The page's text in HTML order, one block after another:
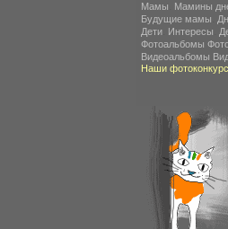
Мамы
Мамины
Будущие мамы
Дети Интересы
Фотоальбомы
Видеоальбомы
Наши